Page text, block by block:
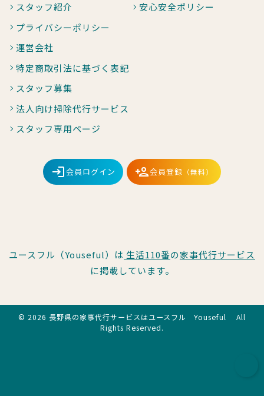
スタッフ紹介
安心安全ポリシー
プライバシーポリシー
運営会社
特定商取引法に基づく表記
スタッフ募集
法人向け掃除代行サービス
スタッフ専用ページ
会員ログイン 会員登録 （無料）
ユースフル（Youseful）は 生活110番の家事代行サービス
に掲載しています。
© 2026 長野県の家事代行サービスはユースフル Youseful All
Rights Reserved.